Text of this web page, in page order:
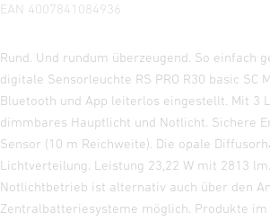
EAN 4007841084936
Rund. Und rundum überzeugend. So einfach
digitale Sensorleuchte RS PRO R30 basic SC
Bluetooth und App leiterlos eingestellt. Mit 3
dimmbares Hauptlicht und Notlicht. Sichere
Sensor (10 m Reichweite). Die opale
Lichtverteilung. Leistung 23,22 W mit 2813
Notlichtbetrieb ist alternativ auch über den
Zentralbatteriesysteme möglich. Produkte